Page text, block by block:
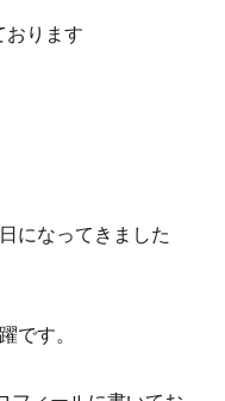
ります
になってきました
です。